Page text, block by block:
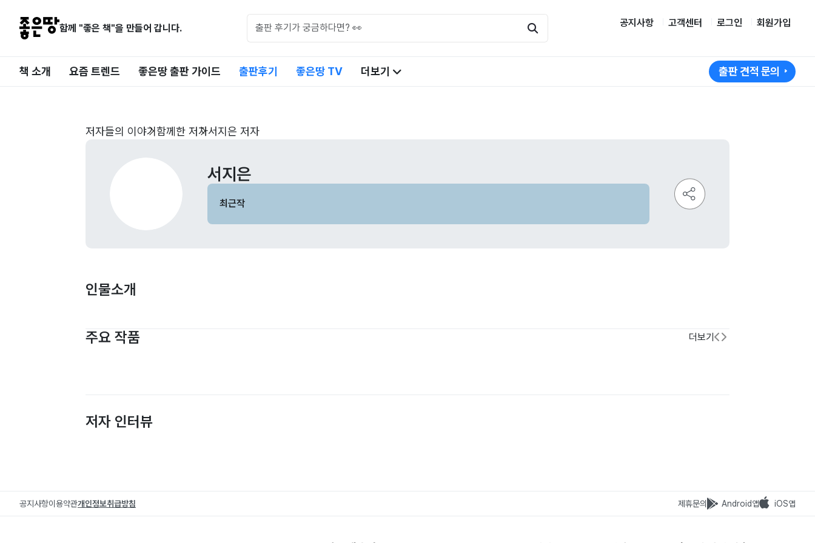
함께 "좋은 책"을 만들어 갑니다. 공지사항 고객센터 로그인 회원가입
책 소개 요즘 트렌드 좋은땅 출판 가이드 출판후기 좋은땅 TV 더보기 출판 견적 문의
저자들의 이야기 함께한 저자서지은 저자
서지은
최근작
인물소개
주요 작품 더보기
저자 인터뷰
공지사항이용약관개인정보취급방침 제휴문의 Android앱 iOS앱